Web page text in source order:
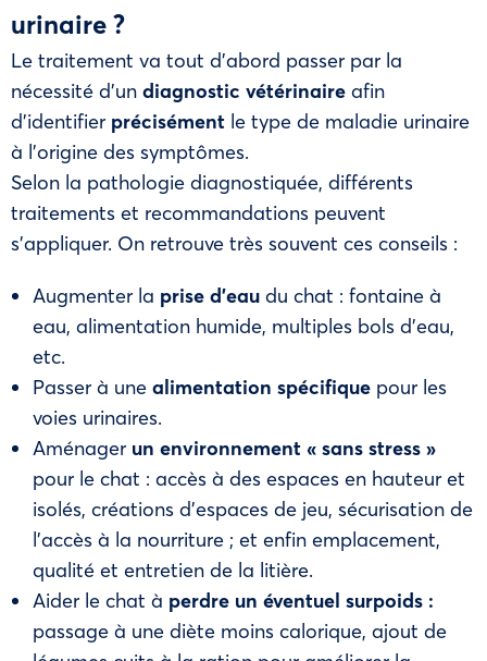
urinaire ?
Le traitement va tout d’abord passer par la
nécessité d’un diagnostic vétérinaire afin
d’identifier précisément le type de maladie urinaire
à l’origine des symptômes.
Selon la pathologie diagnostiquée, différents
traitements et recommandations peuvent
s’appliquer. On retrouve très souvent ces conseils :
Augmenter la prise d’eaudu chat : fontaine à
eau, alimentation humide, multiples bols d’eau,
etc.
Passer à une alimentation spécifique pour les
voies urinaires.
Aménager un environnement« sans stress»
pour le chat : accès à des espaces en hauteur et
isolés, créations d’espaces de jeu, sécurisation de
l’accès à la nourriture ; et enfin emplacement,
qualité et entretien de la litière.
Aider le chat à perdre un éventuel surpoids:
passage à une diète moins calorique, ajout de